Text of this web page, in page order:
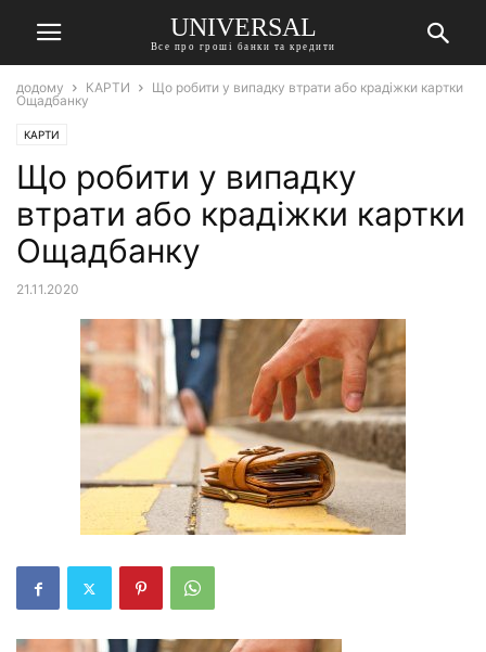
UNIVERSAL
Все про гроші банки та кредити
додому КАРТИ
Що робити у випадку втрати або крадіжки картки
Ощадбанку
КАРТИ
Що робити у випадку
втрати або крадіжки картки
Ощадбанку
21.11.2020